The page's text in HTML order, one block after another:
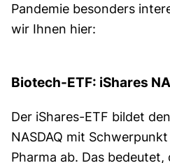
Pandemie besonders
wir Ihnen hier:
Biotech-ETF: iShares
Der iShares-ETF bildet
NASDAQ mit
Pharma ab. Das bedeutet,